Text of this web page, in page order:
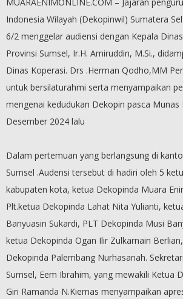
Indonesia Wilayah (Dekopinwil) Sumatera
6/2 menggelar audiensi dengan Kepala
Provinsi Sumsel, Ir.H. Amiruddin, M.Si.,
Dinas Koperasi. Drs .Herman Qodho,MM
untuk bersilaturahmi serta menyampaikan
mengenai kedudukan Dekopin pasca Munas
Desember 2024 lalu
Dalam pertemuan yang berlangsung di
Sumsel .Audensi tersebut di hadiri oleh 5
kabupaten kota, ketua Dekopinda Muara
Plt.ketua Dekopinda Lahat Nita Yulianti,
Banyuasin Sukardi, PLT Dekopinda Musi
ketua Dekopinda Ogan Ilir Zulkarnain
Dekopinda Palembang Nurhasanah.
Sumsel, Eem Ibrahim, yang mewakili Ketua
Giri Ramanda N.Kiemas menyampaikan